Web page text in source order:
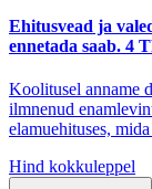
Ehitusvead ja
ennetada saab. 4
Koolitusel anname
ilmnenud
elamuehituses,
Hind kokkuleppel